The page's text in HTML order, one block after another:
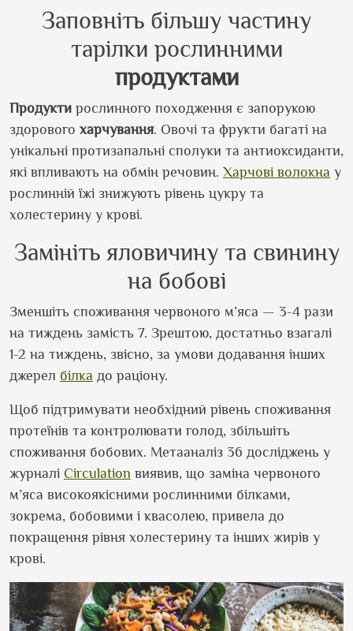
Заповніть більшу частину
тарілки рослинними
продуктами
Продукти рослинного походження є запорукою
здорового харчування. Овочі та фрукти багаті на
унікальні протизапальні сполуки та антиоксиданти,
які впливають на обмін речовин.Харчові волокна у
рослинній їжі знижують рівень цукру та
холестерину у крові.
Замініть яловичину та свинину
на бобові
Зменшіть споживання червоного м’яса — 3-4 рази
на тиждень замість 7. Зрештою, достатньо взагалі
1-2 на тиждень, звісно, за умови додавання інших
джерел білка до раціону.
Щоб підтримувати необхідний рівень споживання
протеїнів та контролювати голод, збільшіть
споживання бобових. Метааналіз 36 досліджень у
журналі Circulation виявив, що заміна червоного
м’яса високоякісними рослинними білками,
зокрема, бобовими і квасолею, привела до
покращення рівня холестерину та інших жирів у
крові.